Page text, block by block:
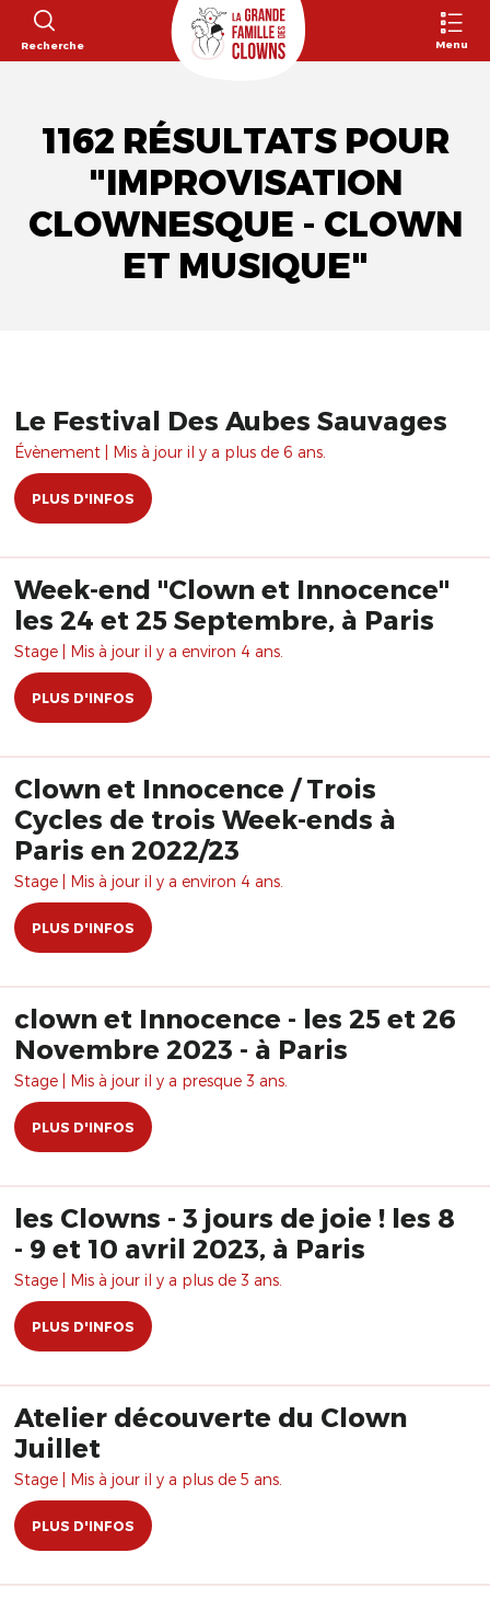
Recherche Menu
1162 RÉSULTATS POUR
"IMPROVISATION
CLOWNESQUE - CLOWN
ET MUSIQUE"
Le Festival Des Aubes Sauvages
Évènement | Mis à jour il y a plus de 6 ans.
PLUS D'INFOS
Week-end "Clown et Innocence"
les 24 et 25 Septembre, à Paris
Stage | Mis à jour il y a environ 4 ans.
PLUS D'INFOS
Clown et Innocence / Trois
Cycles de trois Week-ends à
Paris en 2022/23
Stage | Mis à jour il y a environ 4 ans.
PLUS D'INFOS
clown et Innocence - les 25 et 26
Novembre 2023 - à Paris
Stage | Mis à jour il y a presque 3 ans.
PLUS D'INFOS
les Clowns - 3 jours de joie ! les 8
- 9 et 10 avril 2023, à Paris
Stage | Mis à jour il y a plus de 3 ans.
PLUS D'INFOS
Atelier découverte du Clown
Juillet
Stage | Mis à jour il y a plus de 5 ans.
PLUS D'INFOS